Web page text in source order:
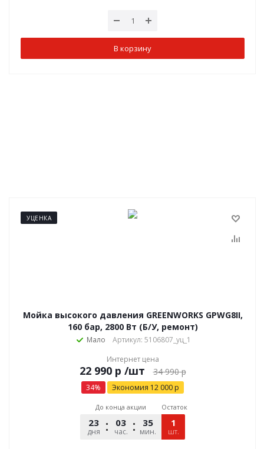
В корзину
УЦЕНКА
Мойка высокого давления GREENWORKS GPWG8II,
160 бар, 2800 Вт (Б/У, ремонт)
Мало
Артикул: 5106807_уц_1
Интернет цена
р /шт 34 990р
34% Экономия 12 000 р
До конца акции
23
дня
03
час.
35
мин.
28
сек.
Остаток
1
шт.